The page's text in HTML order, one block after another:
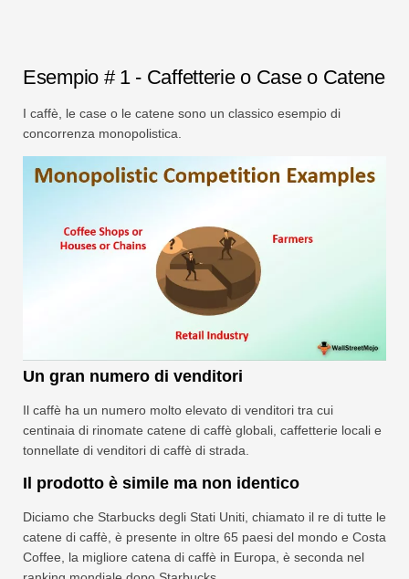
Esempio # 1 - Caffetterie o Case o Catene
I caffè, le case o le catene sono un classico esempio di
concorrenza monopolistica.
Un gran numero di venditori
Il caffè ha un numero molto elevato di venditori tra cui
centinaia di rinomate catene di caffè globali, caffetterie locali e
tonnellate di venditori di caffè di strada.
Il prodotto è simile ma non identico
Diciamo che Starbucks degli Stati Uniti, chiamato il re di tutte le
catene di caffè, è presente in oltre 65 paesi del mondo e Costa
Coffee, la migliore catena di caffè in Europa, è seconda nel